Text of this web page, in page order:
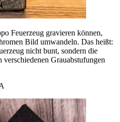
Feuerzeug gravieren können,
Bild umwandeln. Das heißt:
nicht bunt, sondern die
Grauabstufungen